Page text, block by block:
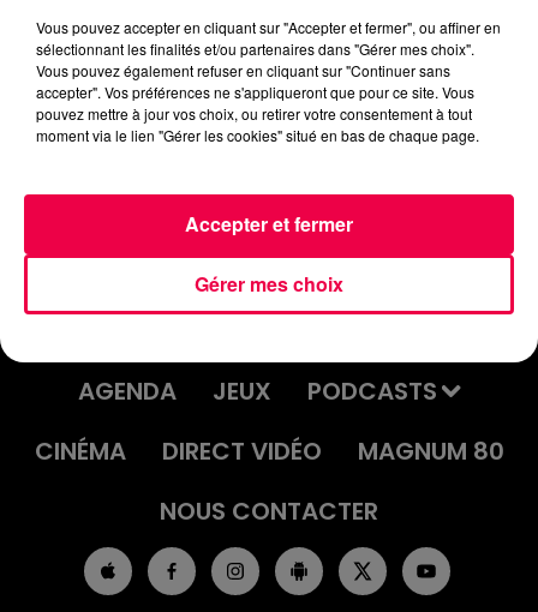
UN JOUR UNE CHANSON #543 -
"ADELAÏDE" D'ARNOLD TURBOUST ET
AGENDA
JEUX
PODCASTS
CINÉMA
DIRECT VIDÉO
MAGNUM 80
NOUS CONTACTER
Vous pouvez accepter en cliquant sur "Accepter et fermer", ou affiner en
sélectionnant les finalités et/ou partenaires dans "Gérer mes choix".
Vous pouvez également refuser en cliquant sur "Continuer sans
accepter". Vos préférences ne s'appliqueront que pour ce site. Vous
pouvez mettre à jour vos choix, ou retirer votre consentement à tout
moment via le lien "Gérer les cookies" situé en bas de chaque page.
Gérer mes choix
Accepter et fermer